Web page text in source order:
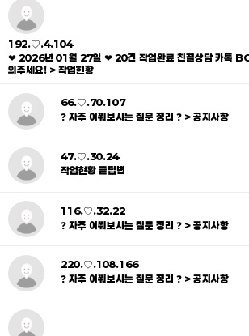
192.♡.4.104
❤ 2026년 01월 27일 ❤ 20건 작업완료 친절상담 카톡
의주세요! > 작업현황
66.♡.70.107
❓ 자주 여쭤보시는 질문 정리 ❓ > 공지사항
47.♡.30.24
작업현황 글답변
116.♡.32.22
❓ 자주 여쭤보시는 질문 정리 ❓ > 공지사항
220.♡.108.166
❓ 자주 여쭤보시는 질문 정리 ❓ > 공지사항